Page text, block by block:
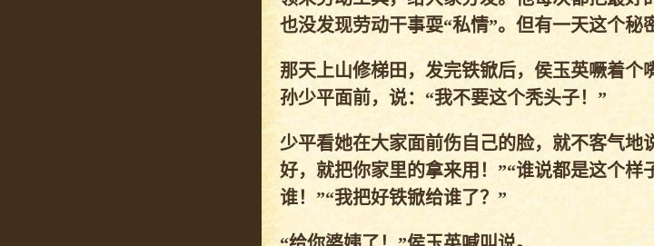
也没发现劳动干事耍“私情”。但有一天这个秘
那天上山修梯田，发完铁锨后，侯玉英噘着个
孙少平面前，说：“我不要这个秃头子！”
少平看她在大家面前伤自己的脸，就不客气地
好，就把你家里的拿来用！”“谁说都是这个样
谁！”“我把好铁锨给谁了？”